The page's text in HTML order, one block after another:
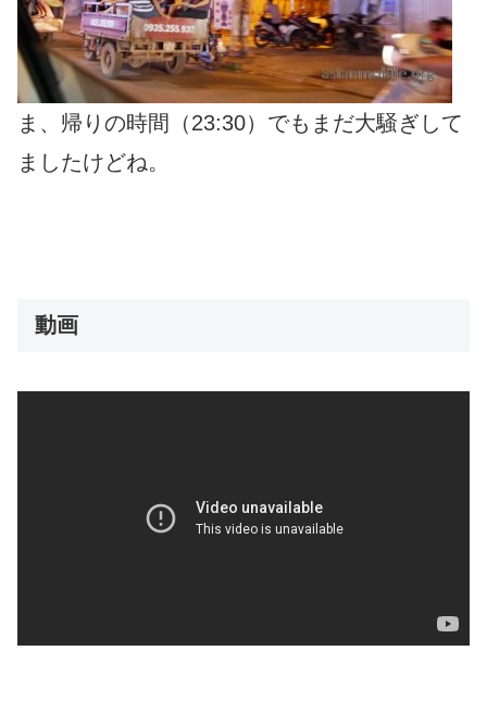
ま、帰りの時間（23:30）でもまだ大騒ぎして
ましたけどね。
動画